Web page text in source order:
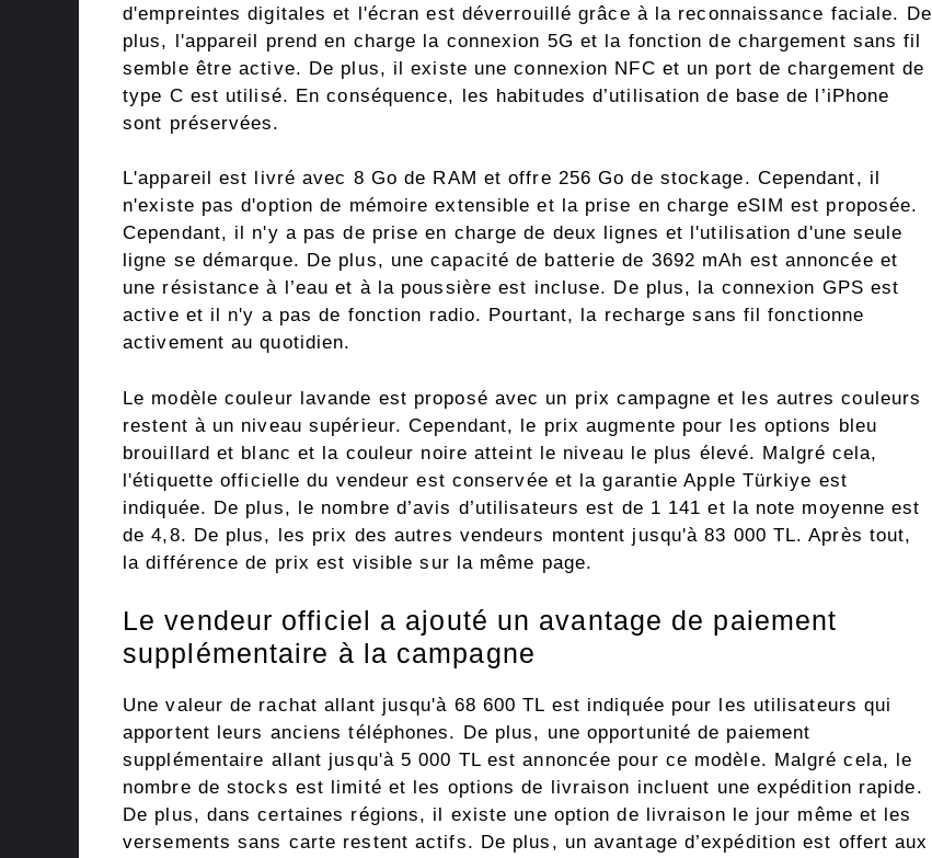
d'empreintes digitales et l'écran est déverrouillé grâce à la reconnaissance faciale. De
plus, l'appareil prend en charge la connexion 5G et la fonction de chargement sans fil
semble être active. De plus, il existe une connexion NFC et un port de chargement de
type C est utilisé. En conséquence, les habitudes d’utilisation de base de l’iPhone
sont préservées.
L'appareil est livré avec 8 Go de RAM et offre 256 Go de stockage. Cependant, il
n'existe pas d'option de mémoire extensible et la prise en charge eSIM est proposée.
Cependant, il n'y a pas de prise en charge de deux lignes et l'utilisation d'une seule
ligne se démarque. De plus, une capacité de batterie de 3692 mAh est annoncée et
une résistance à l’eau et à la poussière est incluse. De plus, la connexion GPS est
active et il n'y a pas de fonction radio. Pourtant, la recharge sans fil fonctionne
activement au quotidien.
Le modèle couleur lavande est proposé avec un prix campagne et les autres couleurs
restent à un niveau supérieur. Cependant, le prix augmente pour les options bleu
brouillard et blanc et la couleur noire atteint le niveau le plus élevé. Malgré cela,
l'étiquette officielle du vendeur est conservée et la garantie Apple Türkiye est
indiquée. De plus, le nombre d’avis d’utilisateurs est de 1 141 et la note moyenne est
de 4,8. De plus, les prix des autres vendeurs montent jusqu'à 83 000 TL. Après tout,
la différence de prix est visible sur la même page.
Le vendeur officiel a ajouté un avantage de paiement
supplémentaire à la campagne
Une valeur de rachat allant jusqu'à 68 600 TL est indiquée pour les utilisateurs qui
apportent leurs anciens téléphones. De plus, une opportunité de paiement
supplémentaire allant jusqu'à 5 000 TL est annoncée pour ce modèle. Malgré cela, le
nombre de stocks est limité et les options de livraison incluent une expédition rapide.
De plus, dans certaines régions, il existe une option de livraison le jour même et les
versements sans carte restent actifs. De plus, un avantage d’expédition est offert aux